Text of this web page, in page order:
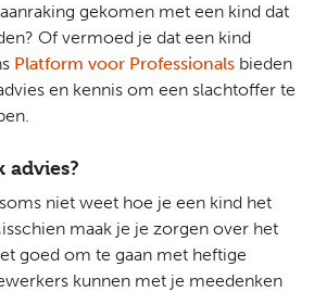
gekomen met een kind dat
Of vermoed je dat een kind
Platform voor Professionals bieden
en kennis om een slachtoffer te
advies?
niet weet hoe je een kind het
maak je je zorgen over het
goed om te gaan met heftige
kunnen met je meedenken